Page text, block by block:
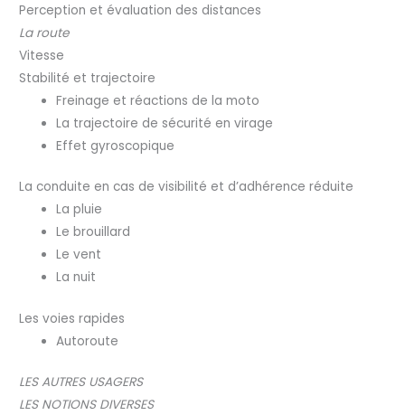
Perception et évaluation des distances
La route
Vitesse
Stabilité et trajectoire
Freinage et réactions de la moto
La trajectoire de sécurité en virage
Effet gyroscopique
La conduite en cas de visibilité et d’adhérence réduite
La pluie
Le brouillard
Le vent
La nuit
Les voies rapides
Autoroute
LES AUTRES USAGERS
LES NOTIONS DIVERSES